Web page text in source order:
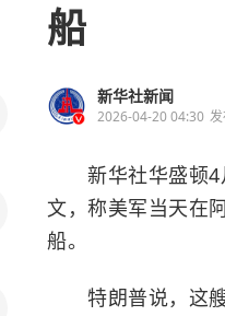
船
新华社新闻
2026-04-20 04:30
新华社华盛顿4
文，称美军当天在
船。
特朗普说，这艘